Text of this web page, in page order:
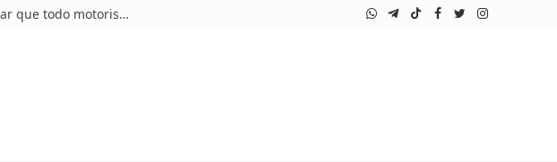
5 consequências de dirigir um carro irregular que todo motorista deve conhecer WhatsApp
Telegram
TikTokFacebook
TwitterInstagram